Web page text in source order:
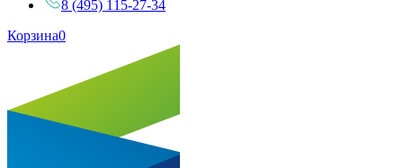
8 (495) 115-27-34
Корзина0